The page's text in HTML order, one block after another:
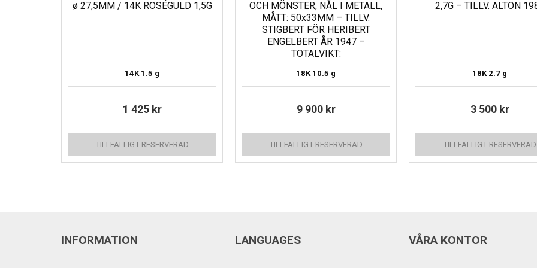
ø 27,5MM / 14K ROSÉGULD 1,5G
14K 1.5 g
1 425 kr
TILLFÄLLIGT RESERVERAD
OCH MÖNSTER, NÅL I METALL,
MÅTT: 50x33MM – TILLV.
STIGBERT FÖR HERIBERT
ENGELBERT ÅR 1947 –
TOTALVIKT:
18K 10.5 g
9 900 kr
TILLFÄLLIGT RESERVERAD
2,7G – TILLV. ALTON
18K 2.7 g
3 500 kr
TILLFÄLLIGT RESERVERAD
INFORMATION LANGUAGES VÅRA KONTOR